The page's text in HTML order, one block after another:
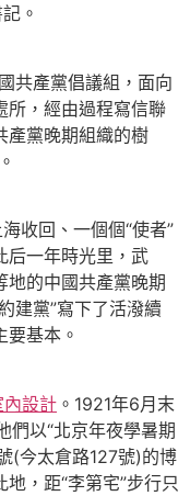
。
共產黨倡議組，面向
所，經由過程寫信聯
產黨晚期組織的樹
收回、一個個“使者”
后一年時光里，武
地的中國共產黨晚期
建黨”寫下了活潑續
基本。
內設計 。1921年6月末
們以“北京年夜學暑期
(今太倉路127號)的博
，距“李第宅”步行只